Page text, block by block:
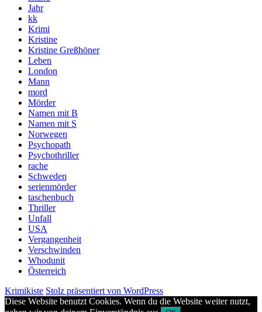
Jahr
kk
Krimi
Kristine
Kristine Greßhöner
Leben
London
Mann
mord
Mörder
Namen mit B
Namen mit S
Norwegen
Psychopath
Psychothriller
rache
Schweden
serienmörder
taschenbuch
Thriller
Unfall
USA
Vergangenheit
Verschwinden
Whodunit
Österreich
Krimikiste Stolz präsentiert von WordPress
Diese Website benutzt Cookies. Wenn du die Website weiter nutzt,